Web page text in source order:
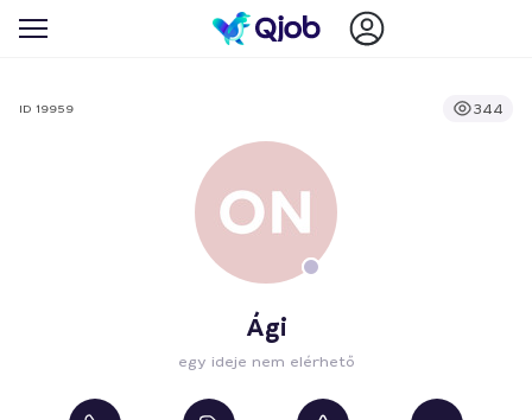
ID 19959 344
Ági
egy ideje nem elérhető